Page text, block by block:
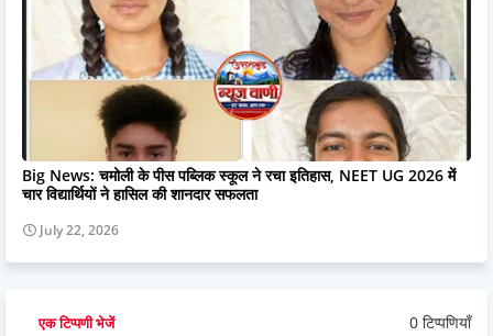
Big News: चमोली के पीस पब्लिक स्कूल ने रचा इतिहास, NEET UG 2026 में
चार विद्यार्थियों ने हासिल की शानदार सफलता
July 22, 2026
एक टिप्पणी भेजें 0 टिप्पणियाँ